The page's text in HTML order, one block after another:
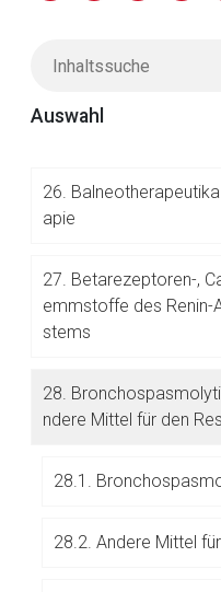
Auswahl
ungspräparate
26.
apie
27. Betarezeptoren-,
emmstoffe des Renin-
stems
28.
ndere Mittel für den
28.1.
28.2. Andere Mittel
Aufruf einer
Betreiber